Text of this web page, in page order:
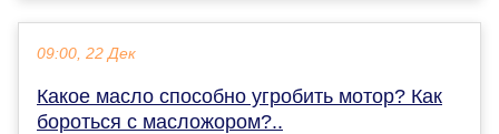
09:00, 22 Дек
Какое масло способно угробить мотор? Как
бороться с масложором?..